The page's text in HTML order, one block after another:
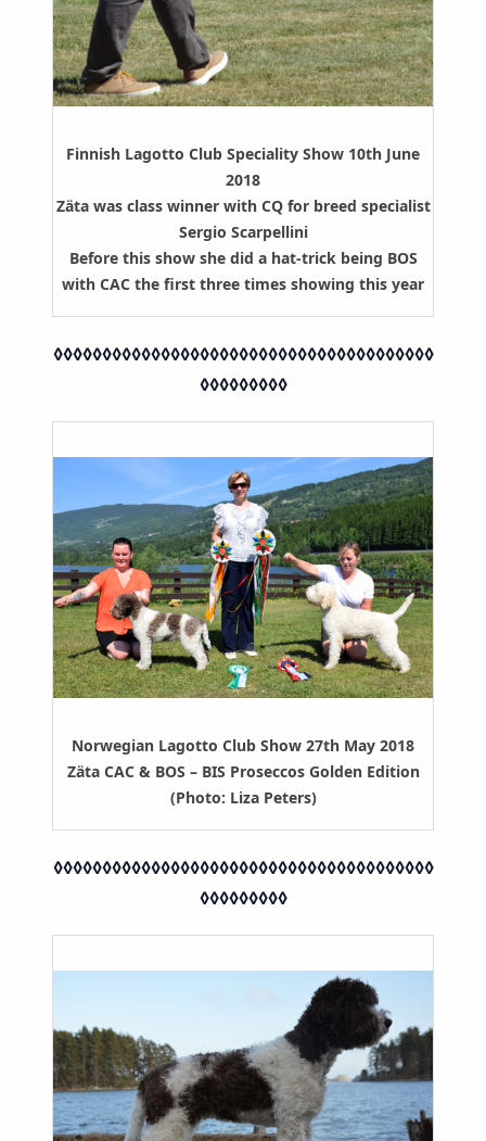
Finnish Lagotto Club Speciality Show 10th June
2018
Zäta was class winner with CQ for breed specialist
Sergio Scarpellini
Before this show she did a hat-trick being BOS
with CAC the first three times showing this year
◊◊◊◊◊◊◊◊◊◊◊◊◊◊◊◊◊◊◊◊◊◊◊◊◊◊◊◊◊◊◊◊◊◊◊◊◊◊◊
◊◊◊◊◊◊◊◊◊
Norwegian Lagotto Club Show 27th May 2018
Zäta CAC & BOS – BIS Proseccos Golden Edition
(Photo: Liza Peters)
◊◊◊◊◊◊◊◊◊◊◊◊◊◊◊◊◊◊◊◊◊◊◊◊◊◊◊◊◊◊◊◊◊◊◊◊◊◊◊
◊◊◊◊◊◊◊◊◊